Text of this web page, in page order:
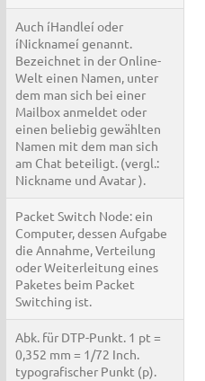
Auch íHandleí oder
íNicknameí genannt.
Bezeichnet in der Online-
Welt einen Namen, unter
dem man sich bei einer
Mailbox anmeldet oder
einen beliebig gewählten
Namen mit dem man sich
am Chat beteiligt. (vergl.:
Nickname und Avatar ).
Packet Switch Node: ein
Computer, dessen Aufgabe
die Annahme, Verteilung
oder Weiterleitung eines
Paketes beim Packet
Switching ist.
Abk. für DTP-Punkt. 1 pt =
0,352 mm = 1/72 Inch.
typografischer Punkt (p).